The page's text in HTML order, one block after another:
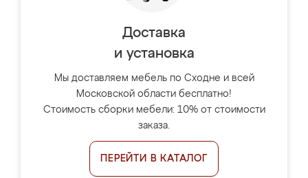
Доставка
и установка
Мы доставляем мебель по Сходне и всей
Московской области бесплатно!
Стоимость сборки мебели: 10% от стоимости
заказа.
ПЕРЕЙТИ В КАТАЛОГ